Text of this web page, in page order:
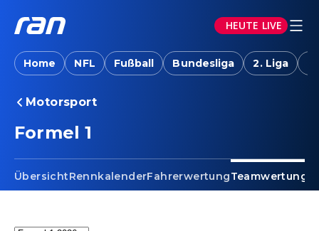
HEUTE LIVE
Home NFL Fußball Bundesliga 2. Liga
Motorsport
Formel 1 - Teamwertung
Formel 1
ÜbersichtRennkalenderFahrerwertungTeamwertung